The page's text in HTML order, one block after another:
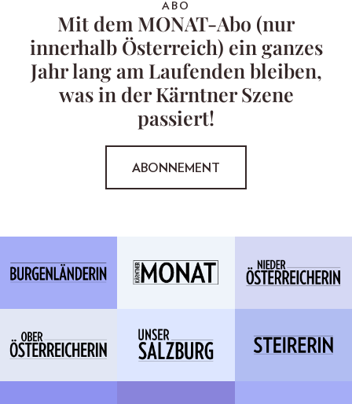
ABO
Mit dem MONAT-Abo (nur
innerhalb Österreich) ein ganzes
Jahr lang am Laufenden bleiben,
was in der Kärntner Szene
passiert!
ABONNEMENT